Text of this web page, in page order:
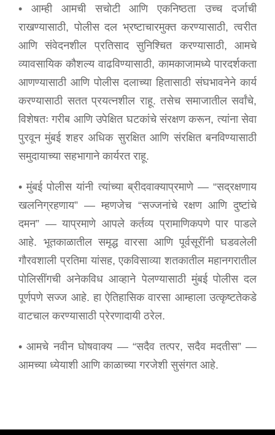
GRAS Payment
Useful websites
Licensing Unit
Citizen Wall
Information of Arrested Accused
Safety Tips
DCP Visits
Help Us
Tenders
FAQ
Police Corner
Police Foundation
Welfare Activities
Media Coverage
Press Release
Crime Review
Miscellaneous
Recruitment
Mob Violence
• आम्ही आमची सचोटी आणि एकनिष्ठता उच्च दर्जाची
राखण्यासाठी, पोलीस दल भ्रष्टाचारमुक्त करण्यासाठी, त्वरीत
आणि संवेदनशील प्रतिसाद सुनिश्चित करण्यासाठी, आमचे
व्यावसायिक कौशल्य वाढविण्यासाठी, कामकाजामध्ये पारदर्शकता
आणण्यासाठी आणि पोलीस दलाच्या हितासाठी संघभावनेने कार्य
करण्यासाठी सतत प्रयत्नशील राहू. तसेच समाजातील सर्वांचे,
विशेषतः गरीब आणि उपेक्षित घटकांचे संरक्षण करून, त्यांना सेवा
पुरवून मुंबई शहर अधिक सुरक्षित आणि संरक्षित बनविण्यासाठी
समुदायाच्या सहभागाने कार्यरत राहू.
• मुंबई पोलीस यांनी त्यांच्या ब्रीदवाक्याप्रमाणे — “सद्‌रक्षणाय
खलनिग्रहणाय” — म्हणजेच “सज्जनांचे रक्षण आणि दुष्टांचे
दमन” — याप्रमाणे आपले कर्तव्य प्रामाणिकपणे पार पाडले
आहे. भूतकाळातील समृद्ध वारसा आणि पूर्वसूरींनी घडवलेली
गौरवशाली प्रतिमा यांसह, एकविसाव्या शतकातील महानगरातील
पोलिसींगची अनेकविध आव्हाने पेलण्यासाठी मुंबई पोलीस दल
पूर्णपणे सज्ज आहे. हा ऐतिहासिक वारसा आम्हाला उत्कृष्टतेकडे
वाटचाल करण्यासाठी प्रेरणादायी ठरेल.
• आमचे नवीन घोषवाक्य — “सदैव तत्पर, सदैव मदतीस” —
आमच्या ध्येयाशी आणि काळाच्या गरजेशी सुसंगत आहे.